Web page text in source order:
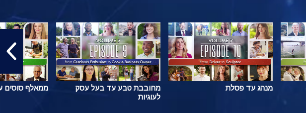
מנהג עד פסלת
מחובבת טבע עד בעל עסק
לעוגיות
ממאלף סוסים